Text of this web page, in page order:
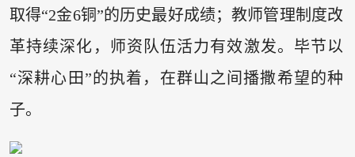
取得“2金6铜”的历史最好成绩；教师管理制度改
革持续深化，师资队伍活力有效激发。毕节以
“深耕心田”的执着，在群山之间播撒希望的种
子。